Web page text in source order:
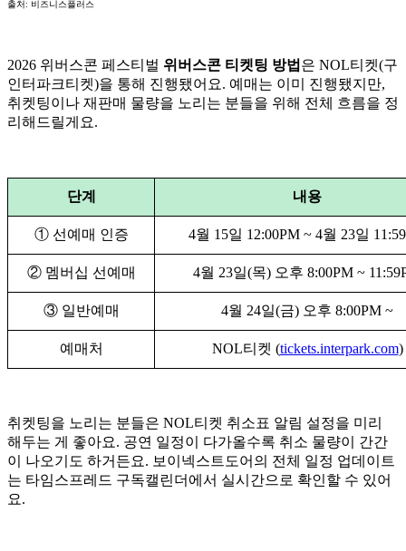
출처: 비즈니스플러스
2026 위버스콘 페스티벌 위버스콘 티켓팅 방법 은 NOL티켓(구
인터파크티켓)을 통해 진행됐어요. 예매는 이미 진행됐지만,
취켓팅이나 재판매 물량을 노리는 분들을 위해 전체 흐름을 정
리해드릴게요.
단계 내용
① 선예매 인증 4월 15일 12:00PM ~ 4월 23일
② 멤버십 선예매 4월 23일(목) 오후 8:00PM ~
③ 일반예매 4월 24일(금) 오후 8:00PM ~
예매처 NOL티켓 (tickets.interpark.com)
취켓팅을 노리는 분들은 NOL티켓 취소표 알림 설정을 미리
해두는 게 좋아요. 공연 일정이 다가올수록 취소 물량이 간간
이 나오기도 하거든요. 보이넥스트도어의 전체 일정 업데이트
는 타임스프레드 구독캘린더에서 실시간으로 확인할 수 있어
요.